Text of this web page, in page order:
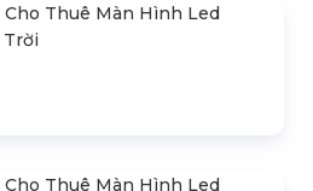
Cho Thuê Màn Hình Led
Trời
Cho Thuê Màn Hình Led